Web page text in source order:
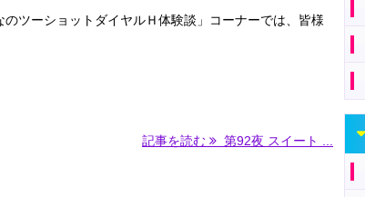
ツーショットダイヤルＨ体験談」コーナーでは、皆様
記事を読む 第92夜 スイート ...